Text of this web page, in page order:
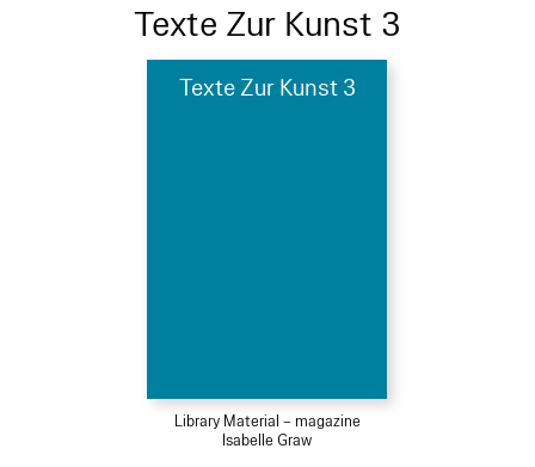
Texte Zur Kunst 3
Texte Zur Kunst 3
Library Material – magazine
Isabelle Graw